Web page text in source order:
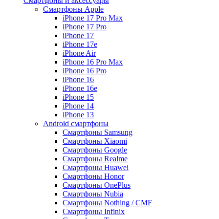
Смартфоны Apple
iPhone 17 Pro Max
iPhone 17 Pro
iPhone 17
iPhone 17e
iPhone Air
iPhone 16 Pro Max
iPhone 16 Pro
iPhone 16
iPhone 16e
iPhone 15
iPhone 14
iPhone 13
Android cмартфоны
Смартфоны Samsung
Смартфоны Xiaomi
Смартфоны Google
Смартфоны Realme
Смартфоны Huawei
Смартфоны Honor
Смартфоны OnePlus
Смартфоны Nubia
Смартфоны Nothing / CMF
Смартфоны Infinix